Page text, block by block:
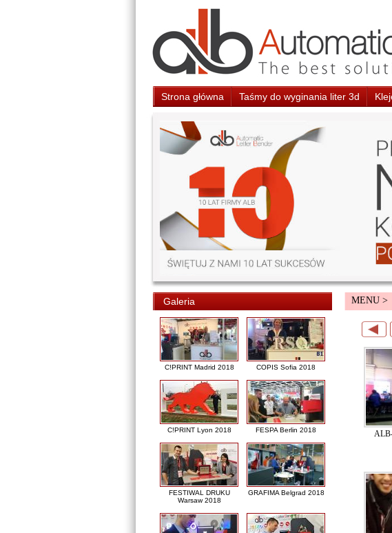
Strona główna Taśmy do wyginania liter 3d
Galeria
C!PRINT Madrid 2018 COPIS Sofia 2018
C!PRINT Lyon 2018 FESPA Berlin 2018
FESTIWAL DRUKU
Warsaw 2018
GRAFIMA Belgrad 2018
MENU >